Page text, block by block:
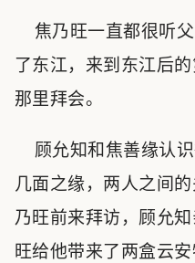
焦乃旺一直都很听父
了东江，来到东江后
那里拜会。
顾允知和焦善缘认
几面之缘，两人之间
乃旺前来拜访，顾允
旺给他带来了两盒云安